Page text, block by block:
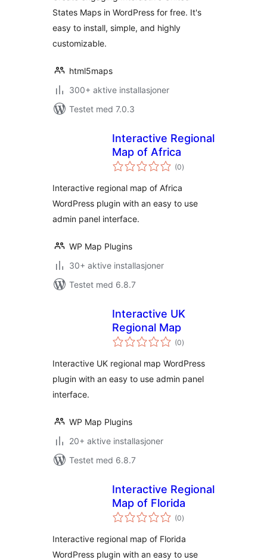
States Maps in WordPress for free. It's
easy to install, simple, and highly
customizable.
html5maps
300+ aktive installasjoner
Testet med 7.0.3
Interactive Regional
Map of Africa
(0totale
vurderinger
)
Interactive regional map of Africa
WordPress plugin with an easy to use
admin panel interface.
WP Map Plugins
30+ aktive installasjoner
Testet med 6.8.7
Interactive UK
Regional Map
(0totale
vurderinger
)
Interactive UK regional map WordPress
plugin with an easy to use admin panel
interface.
WP Map Plugins
20+ aktive installasjoner
Testet med 6.8.7
Interactive Regional
Map of Florida
(0totale
vurderinger
)
Interactive regional map of Florida
WordPress plugin with an easy to use